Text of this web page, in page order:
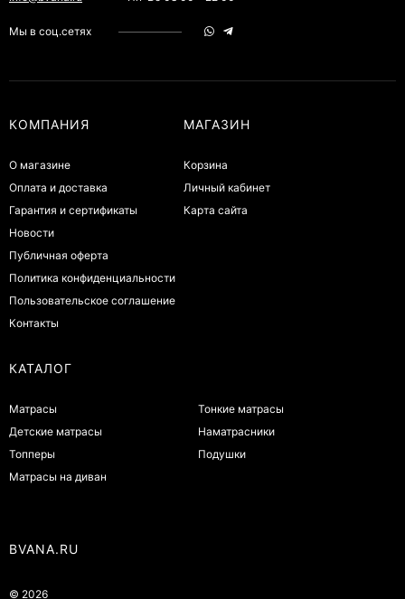
Мы в соц.сетях
КОМПАНИЯ
О магазине
Оплата и доставка
Гарантия и сертификаты
Новости
Публичная оферта
Политика конфиденциальности
Пользовательское соглашение
Контакты
МАГАЗИН
Корзина
Личный кабинет
Карта сайта
КАТАЛОГ
Матрасы
Детские матрасы
Топперы
Матрасы на диван
Тонкие матрасы
Наматрасники
Подушки
BVANA.RU
© 2026